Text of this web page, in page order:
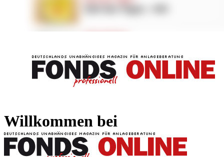
Willkommen bei